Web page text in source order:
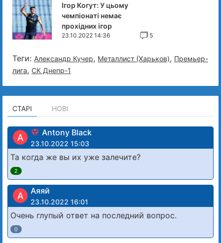
Ігор Когут: У цьому
чемпіонаті немає
прохідних ігор
23.10.2022 14:36 5
Теги: Александр Кучер, Металлист (Харьков), Премьер-
лига, СК Днепр-1
СТАРІ НОВІ
A Antony Black
23.10.2022 15:03
Та когда же вы их уже залечите?
2
А Аяяй
23.10.2022 16:01
Очень глупый ответ на последний вопрос.
0